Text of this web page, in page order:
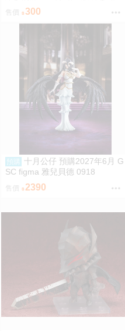
斯托特 泡麵蓋 萊莎
售價 300
預購
十月公仔 預購2027年6月 G
SC figma 雅兒貝德 0918
2390